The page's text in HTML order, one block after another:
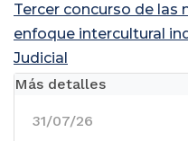
Tercer concurso de las
enfoque intercultural
Judicial
Más detalles
31/07/26